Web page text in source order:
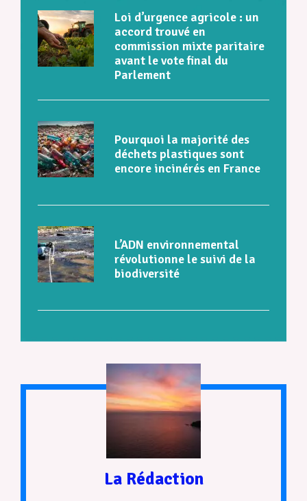
Loi d’urgence agricole : un
accord trouvé en
commission mixte paritaire
avant le vote final du
Parlement
Pourquoi la majorité des
déchets plastiques sont
encore incinérés en France
L’ADN environnemental
révolutionne le suivi de la
biodiversité
La Rédaction